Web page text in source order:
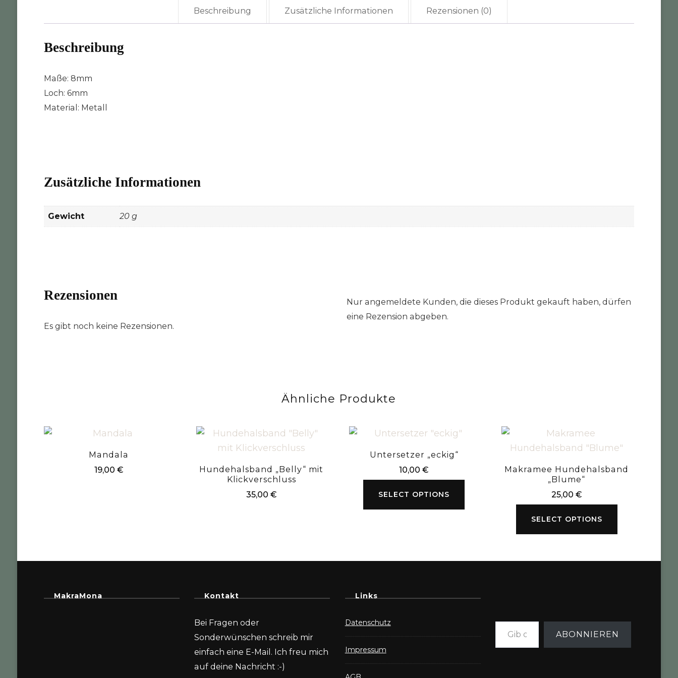
Beschreibung Zusätzliche Informationen Rezensionen (0)
Beschreibung
Maße: 8mm
Loch: 6mm
Material: Metall
Zusätzliche Informationen
Gewicht 20 g
Rezensionen
Es gibt noch keine Rezensionen.
Nur angemeldete Kunden, die dieses Produkt gekauft haben, dürfen
eine Rezension abgeben.
Ähnliche Produkte
Mandala
19,00 €
Hundehalsband „Belly“ mit
Klickverschluss
35,00 €
Untersetzer „eckig“
10,00€
SELECT OPTIONS
Makramee Hundehalsband
„Blume“
25,00 €
SELECT OPTIONS
MakraMona Kontakt
Bei Fragen oder
Sonderwünschen schreib mir
einfach eine E-Mail. Ich freu mich
auf deine Nachricht :-)
Links
Datenschutz
Impressum
Gib deine E-Mail-Adresse ein ...
ABONNIEREN